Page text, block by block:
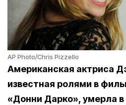
AP Photo/Chris Pizzello
Американская актриса
известная ролями в
«Донни Дарко», умерла в